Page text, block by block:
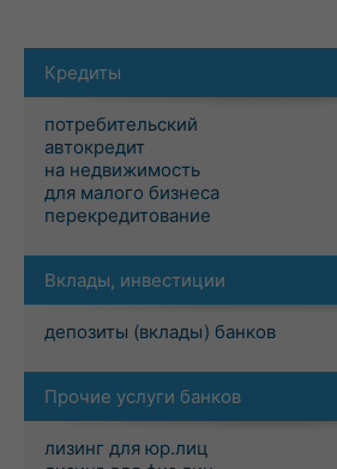
Кредиты
потребительский
автокредит
на недвижимость
для малого бизнеса
перекредитование
Вклады, инвестиции
депозиты (вклады) банков
Прочие услуги банков
лизинг для юр.лиц